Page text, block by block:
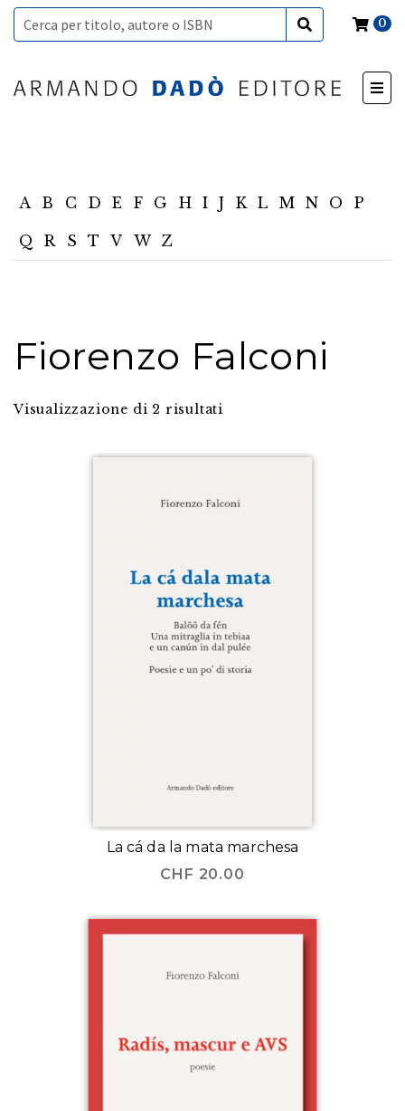
0
A B C D E F G H I J K L M N O P
Q R S T V W Z
Fiorenzo Falconi
Visualizzazione di 2 risultati
La cá da la mata marchesa
CHF 20.00